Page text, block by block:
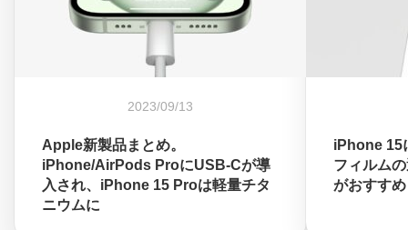
2023/09/13
Apple新製品まとめ。
iPhone/AirPods ProにUSB-Cが導
入され、iPhone 15 Proは軽量チタ
ニウムに
iPhone 15
フィルム
がおすすめ